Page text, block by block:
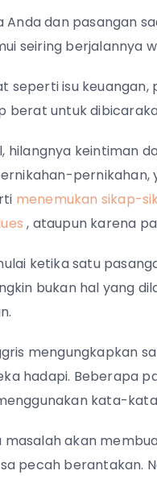
dan pasangan
seiring berjalannya
seperti isu
berat untuk
hilangnya keintiman
menemukan sikap-
, ataupun karena
ketika satu
bukan hal yang
mengungkapkan
hadapi. Beberapa
kata-
akan
pecah berantakan.